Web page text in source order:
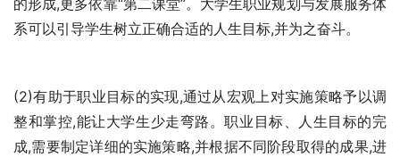
系可以引导学生树立正确合适的人生目标,并为之奋斗。
(2)有助于职业目标的实现,通过从宏观上对实施策略予以调
整和掌控,能让大学生少走弯路。职业目标、人生目标的完
成,需要制定详细的实施策略,并根据不同阶段取得的成果,进